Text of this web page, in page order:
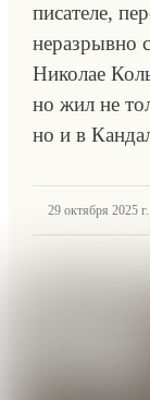
писателе,
неразрывно
Николае
но жил не
но и в
29 октября 2025 г.